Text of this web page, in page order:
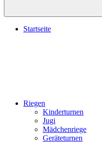
Startseite
Riegen
Kinderturnen
Jugi
Mädchenriege
Geräteturnen